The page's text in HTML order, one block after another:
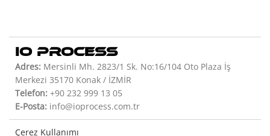
IO PROCESS
Adres: Mersinli Mh. 2823/1 Sk. No:16/104 Oto Plaza İş
Merkezi 35170 Konak / İZMİR
Telefon: +90 232 999 13 05
E-Posta: info@ioprocess.com.tr
Çerez Kullanımı